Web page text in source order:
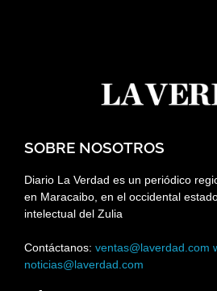
SOBRE NOSOTROS
Diario La Verdad es un periódico
en Maracaibo, en el occidental
intelectual del Zulia
Contáctanos: ventas@laverdad.com
noticias@laverdad.com